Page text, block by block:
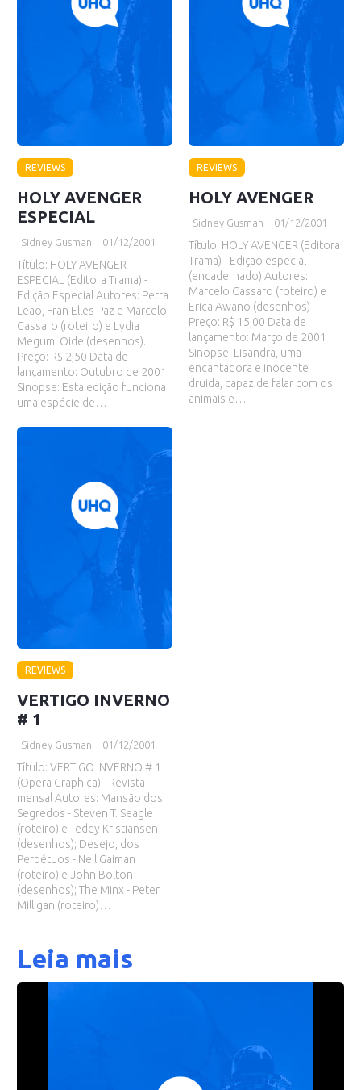
REVIEWS
HOLY AVENGER
ESPECIAL
Sidney Gusman 01/12/2001
Título: HOLY AVENGER
ESPECIAL (Editora Trama) -
Edição Especial Autores: Petra
Leão, Fran Elles Paz e Marcelo
Cassaro (roteiro) e Lydia
Megumi Oide (desenhos).
Preço: R$ 2,50 Data de
lançamento: Outubro de 2001
Sinopse: Esta edição funciona
uma espécie de…
REVIEWS
HOLY AVENGER
Sidney Gusman 01/12/2001
Título: HOLY AVENGER (Editora
Trama) - Edição especial
(encadernado) Autores:
Marcelo Cassaro (roteiro) e
Erica Awano (desenhos)
Preço: R$ 15,00 Data de
lançamento: Março de 2001
Sinopse: Lisandra, uma
encantadora e inocente
druida, capaz de falar com os
animais e…
REVIEWS
VERTIGO INVERNO
# 1
Sidney Gusman 01/12/2001
Título: VERTIGO INVERNO # 1
(Opera Graphica) - Revista
mensal Autores: Mansão dos
Segredos - Steven T. Seagle
(roteiro) e Teddy Kristiansen
(desenhos); Desejo, dos
Perpétuos - Neil Gaiman
(roteiro) e John Bolton
(desenhos); The Minx - Peter
Milligan (roteiro)…
Leia mais